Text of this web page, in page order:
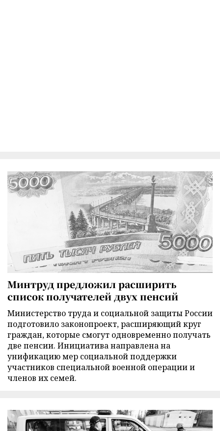
Минтруд предложил расширить
список получателей двух пенсий
Министерство труда и социальной защиты России
подготовило законопроект, расширяющий круг
граждан, которые смогут одновременно получать
две пенсии. Инициатива направлена на
унификацию мер социальной поддержки
участников специальной военной операции и
членов их семей.